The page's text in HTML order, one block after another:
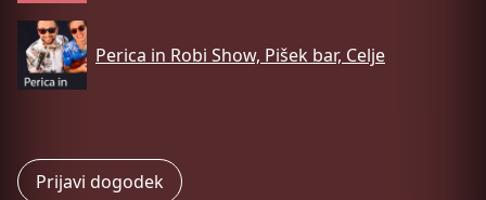
Perica in Robi Show, Pišek bar, Celje
Prijavi dogodek